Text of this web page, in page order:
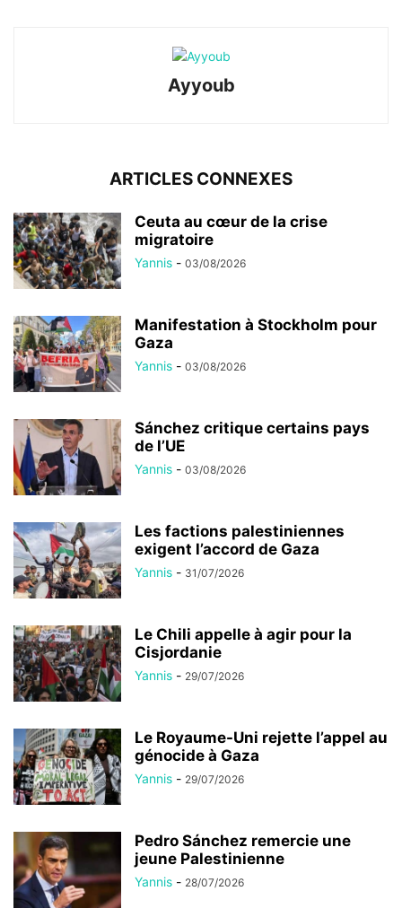
Ayyoub
ARTICLES CONNEXES
Ceuta au cœur de la crise
migratoire
Yannis - 03/08/2026
Manifestation à Stockholm pour
Gaza
Yannis - 03/08/2026
Sánchez critique certains pays
de l’UE
Yannis - 03/08/2026
Les factions palestiniennes
exigent l’accord de Gaza
Yannis - 31/07/2026
Le Chili appelle à agir pour la
Cisjordanie
Yannis - 29/07/2026
Le Royaume-Uni rejette l’appel au
génocide à Gaza
Yannis - 29/07/2026
Pedro Sánchez remercie une
jeune Palestinienne
Yannis - 28/07/2026